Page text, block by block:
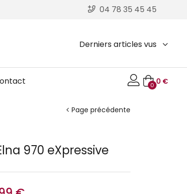
04 78 35 45 45
Derniers articles vus
0 0 €
Page précédente
970 eXpressive